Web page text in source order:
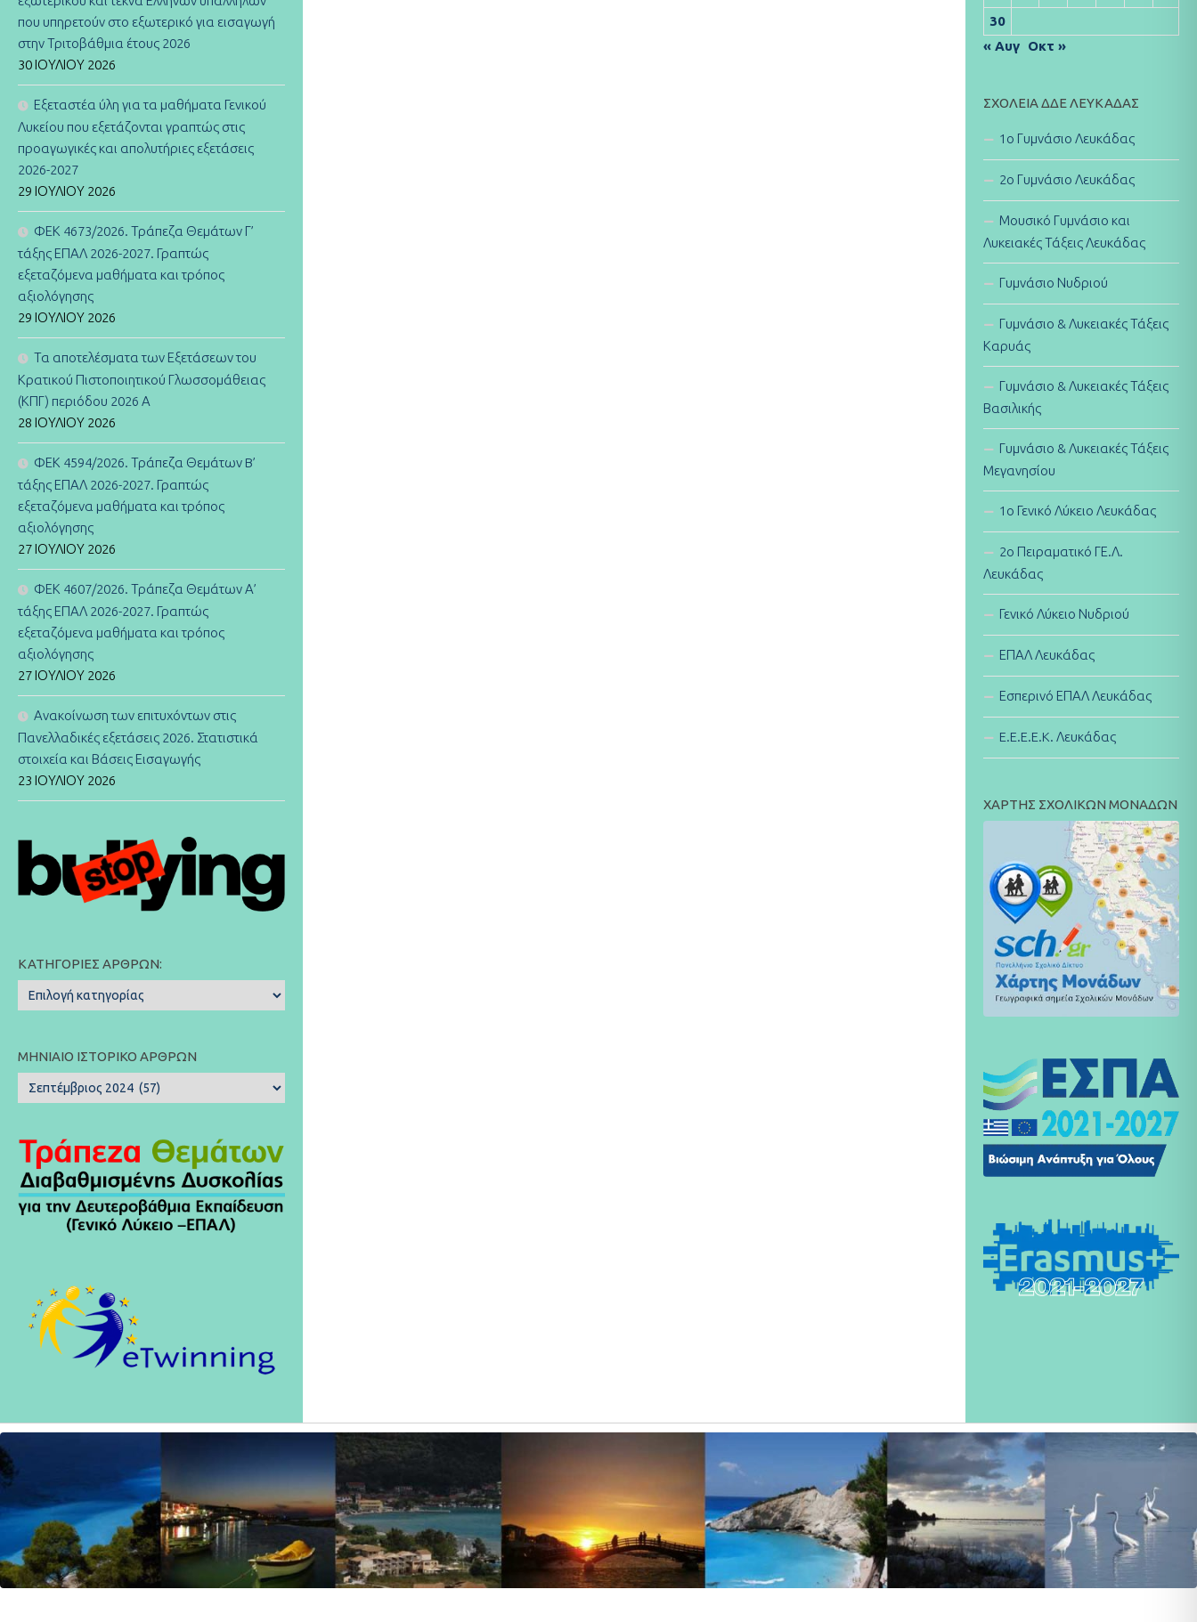
που υπηρετούν στο εξωτερικό για εισαγωγή
στην Τριτοβάθμια έτους 2026
30 ΙΟΥΛΊΟΥ 2026
Εξεταστέα ύλη για τα μαθήματα Γενικού
Λυκείου που εξετάζονται γραπτώς στις
προαγωγικές και απολυτήριες εξετάσεις
2026-2027
29 ΙΟΥΛΊΟΥ 2026
ΦΕΚ 4673/2026. Τράπεζα Θεμάτων Γ’
τάξης ΕΠΑΛ 2026-2027. Γραπτώς
εξεταζόμενα μαθήματα και τρόπος
αξιολόγησης
29 ΙΟΥΛΊΟΥ 2026
Τα αποτελέσματα των Εξετάσεων του
Κρατικού Πιστοποιητικού Γλωσσομάθειας
(ΚΠΓ) περιόδου 2026 Α
28 ΙΟΥΛΊΟΥ 2026
ΦΕΚ 4594/2026. Τράπεζα Θεμάτων B’
τάξης ΕΠΑΛ 2026-2027. Γραπτώς
εξεταζόμενα μαθήματα και τρόπος
αξιολόγησης
27 ΙΟΥΛΊΟΥ 2026
ΦΕΚ 4607/2026. Τράπεζα Θεμάτων Α’
τάξης ΕΠΑΛ 2026-2027. Γραπτώς
εξεταζόμενα μαθήματα και τρόπος
αξιολόγησης
27 ΙΟΥΛΊΟΥ 2026
Ανακοίνωση των επιτυχόντων στις
Πανελλαδικές εξετάσεις 2026. Στατιστικά
στοιχεία και Βάσεις Εισαγωγής
23 ΙΟΥΛΊΟΥ 2026
ΚΑΤΗΓΟΡΊΕΣ ΆΡΘΡΩΝ:
Κατηγορίες
Άρθρων:
ΜΗΝΙΑΊΟ ΙΣΤΟΡΙΚΌ ΆΡΘΡΩΝ
Μηνιαίο
Ιστορικό
30
« Αυγ Οκτ »
ΣΧΟΛΕΊΑ ΔΔΕ ΛΕΥΚΆΔΑΣ
1ο Γυμνάσιο Λευκάδας
2ο Γυμνάσιο Λευκάδας
Μουσικό Γυμνάσιο και
Λυκειακές Τάξεις Λευκάδας
Γυμνάσιο Νυδριού
Γυμνάσιο & Λυκειακές Τάξεις
Καρυάς
Γυμνάσιο & Λυκειακές Τάξεις
Βασιλικής
Γυμνάσιο & Λυκειακές Τάξεις
Μεγανησίου
1ο Γενικό Λύκειο Λευκάδας
2ο Πειραματικό ΓΕ.Λ.
Λευκάδας
Γενικό Λύκειο Νυδριού
ΕΠΑΛ Λευκάδας
Εσπερινό ΕΠΑΛ Λευκάδας
E.E.E.E.K. Λευκάδας
ΧΑΡΤΗΣ ΣΧΟΛΙΚΩΝ ΜΟΝΑΔΩΝ